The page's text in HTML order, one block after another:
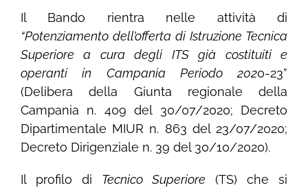
Il Bando rientra nelle attività di
“Potenziamento dell’offerta di Istruzione Tecnica
Superiore a cura degli ITS già costituiti e
operanti in Campania Periodo 2020-23”
(Delibera della Giunta regionale della
Campania n. 409 del 30/07/2020; Decreto
Dipartimentale MIUR n. 863 del 23/07/2020;
Decreto Dirigenziale n. 39 del 30/10/2020).
Il profilo di Tecnico Superiore (TS) che si